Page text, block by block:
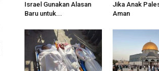
Israel Gunakan Alasan
Baru untuk...
Jika Anak
Aman